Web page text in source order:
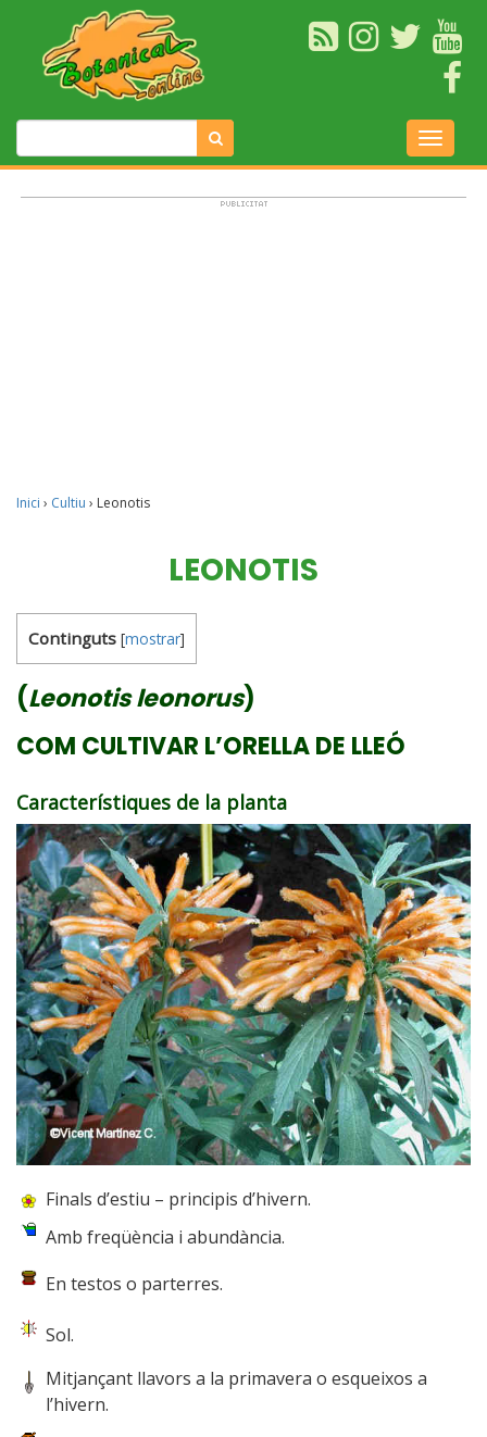
Inici › Cultiu › Leonotis
LEONOTIS
Continguts [mostrar]
(Leonotis leonorus)
COM CULTIVAR L’ORELLA DE LLEÓ
Característiques de la planta
Finals d’estiu – principis d’hivern.
Amb freqüència i abundància.
En testos o parterres.
Sol.
Mitjançant llavors a la primavera o esqueixos a
l’hivern.